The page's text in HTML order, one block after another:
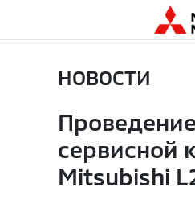
НОВОСТИ
Проведение
сервисной
Mitsubishi